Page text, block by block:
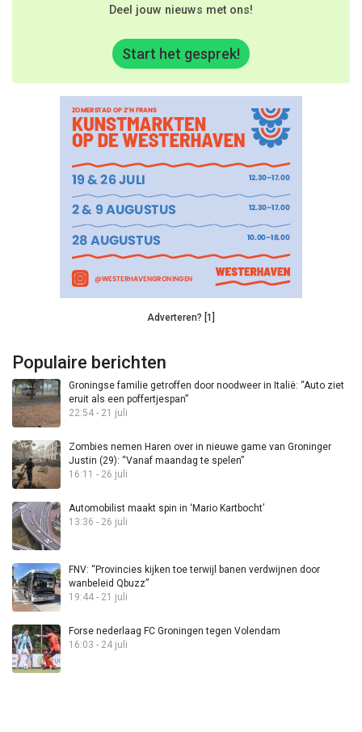
Deel jouw nieuws met ons!
Start het gesprek!
Adverteren? [1]
Populaire berichten
Groningse familie getroffen door noodweer in Italië: “Auto ziet
eruit als een poffertjespan”
22:54 - 21 juli
Zombies nemen Haren over in nieuwe game van Groninger
Justin (29): “Vanaf maandag te spelen”
16:11 - 26 juli
Automobilist maakt spin in ‘Mario Kartbocht’
13:36 - 26 juli
FNV: “Provincies kijken toe terwijl banen verdwijnen door
wanbeleid Qbuzz”
19:44 - 21 juli
Forse nederlaag FC Groningen tegen Volendam
16:03 - 24 juli